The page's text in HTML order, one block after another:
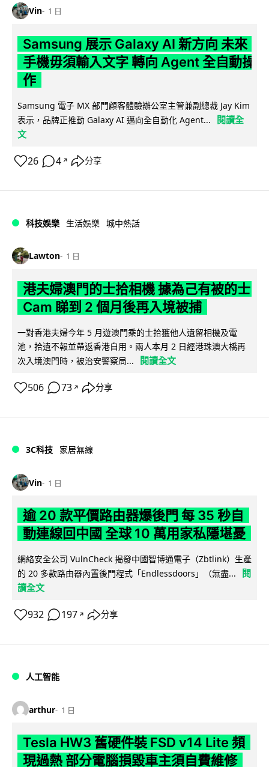
Vin 1 日
Samsung 展示 Galaxy AI 新方向 未來
手機毋須輸入文字 轉向 Agent 全自動操
作
Samsung 電子 MX 部門顧客體驗辦公室主管兼副總裁 Jay Kim
表示，品牌正推動 Galaxy AI 邁向全自動化 Agent...
閱讀全
文
26 4 ↗ 分享
科技娛樂 生活娛樂 城中熱話
Lawton 1 日
港夫婦澳門的士拾相機 據為己有被的士
Cam 睇到 2 個月後再入境被捕
一對香港夫婦今年 5 月遊澳門乘的士拾獲他人遺留相機及電
池，拾遺不報並帶返香港自用。兩人本月 2 日經港珠澳大橋再
次入境澳門時，被治安警察局...
閱讀全文
506 73 ↗ 分享
3C科技 家居無線
Vin 1 日
逾 20 款平價路由器爆後門 每 35 秒自
動連線回中國 全球 10 萬用家私隱堪憂
網絡安全公司 VulnCheck 揭發中國智博通電子（Zbtlink）生產
的 20 多款路由器內置後門程式「Endlessdoors」（無盡...
閱
讀全文
932 197 ↗ 分享
人工智能
arthur 1 日
Tesla HW3 舊硬件裝 FSD v14 Lite 頻
現過熱 部分電腦損毀車主須自費維修